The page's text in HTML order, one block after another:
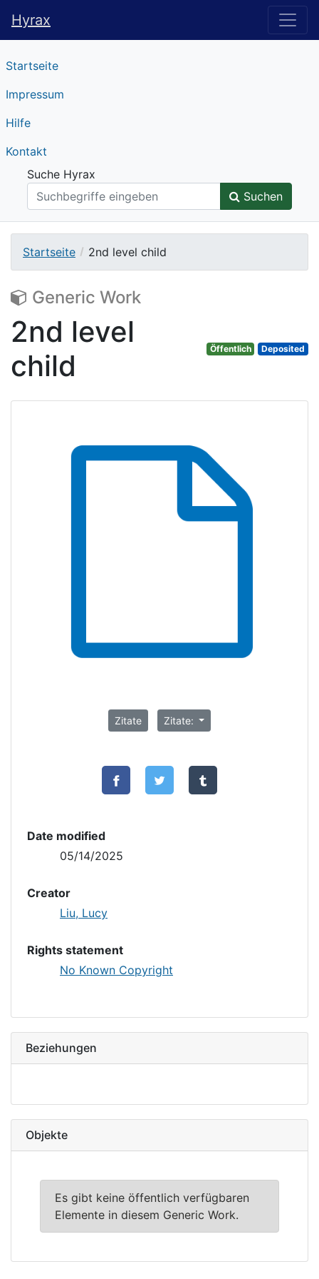
Hyrax
Hyrax
Startseite
Impressum
Hilfe
Kontakt
Suche Hyrax
Suchen
Startseite 2nd level child
Generic Work
2nd level
child
Öffentlich Deposited
Zitate Zitate:
Date modified
05/14/2025
Creator
Liu, Lucy
Rights statement
No Known Copyright
Beziehungen
Objekte
Es gibt keine öffentlich verfügbaren
Elemente in diesem Generic Work.